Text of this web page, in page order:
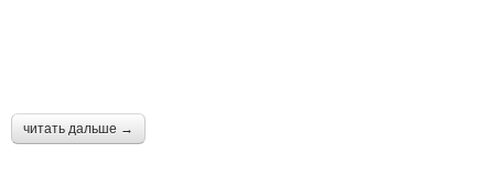
читать дальше →